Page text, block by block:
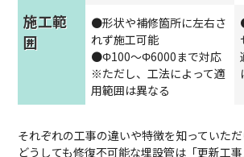
施工範
囲
●形状や補修箇所に左右さ
れず施工可能
●Φ100～Φ6000まで対応
※ただし、工法によって適
用範囲は異なる
それぞれの工事の違いや特徴を知っていた
どうしても修復不可能な埋設管は「更新工